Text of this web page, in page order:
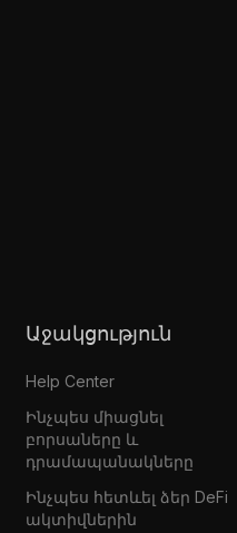
Աջակցություն
Help Center
Ինչպես միացնել
բորսաները և
դրամապանակները
Ինչպես հետևել ձեր DeFi
ակտիվներին